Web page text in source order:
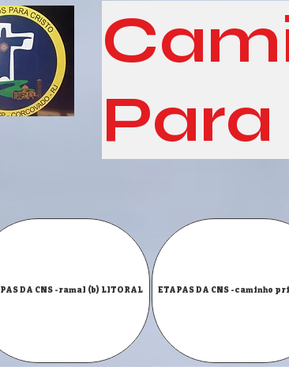
DA CNS -ramal (b) LITORAL ETAPAS DA CNS -caminho